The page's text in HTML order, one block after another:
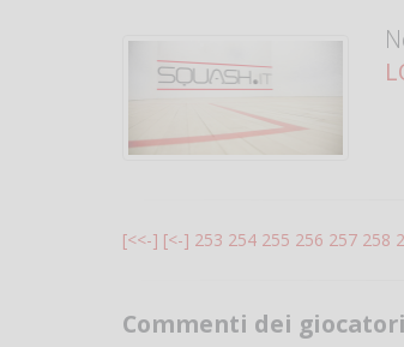
[<<-] [<-] 253 254 255 256 257 258
Commenti dei giocatori